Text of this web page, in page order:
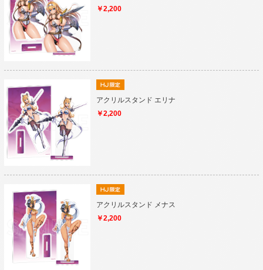
￥2,200
アクリルスタンド エリナ
￥2,200
アクリルスタンド メナス
￥2,200